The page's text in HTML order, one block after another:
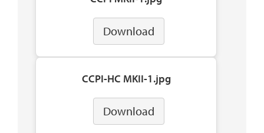
Download
CCPI-HC MKII-1.jpg
Download